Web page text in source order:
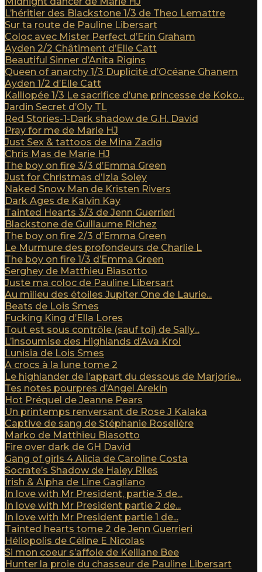
L’héritier des Blackstone 1/3 de Theo Lemattre
Sur ta route de Pauline Libersart
Coloc avec Mister Perfect d’Erin Graham
Ayden 2/2 Châtiment d’Elle Catt
Beautiful Sinner d’Anita Rigins
Queen of anarchy 1/3 Duplicité d’Océane Ghanem
Ayden 1/2 d’Elle Catt
Kalliopée 1/3 Le sacrifice d’une princesse de Koko...
Jardin Secret d’Oly TL
Red Stories-1-Dark shadow de G.H. David
Pray for me de Marie HJ
Just Sex & tattoos de Mina Zadig
Chris Mas de Marie HJ
The boy on fire 3/3 d’Emma Green
Just for Christmas d’Izia Soley
Naked Snow Man de Kristen Rivers
Dark Ages de Kalvin Kay
Tainted Hearts 3/3 de Jenn Guerrieri
Blackstone de Guillaume Richez
The boy on fire 2/3 d’Emma Green
Le Murmure des profondeurs de Charlie L
The boy on fire 1/3 d’Emma Green
Serghey de Matthieu Biasotto
Juste ma coloc de Pauline Libersart
Au milieu des étoiles Jupiter One de Laurie...
Beats de Lois Smes
Fucking King d’Ella Lores
Tout est sous contrôle (sauf toi) de Sally...
L’insoumise des Highlands d’Ava Krol
Lunisia de Lois Smes
A crocs à la lune tome 2
Le highlander de l’appart du dessous de Marjorie...
Tes notes pourpres d’Angel Arekin
Hot Préquel de Jeanne Pears
Un printemps renversant de Rose J Kalaka
Captive de sang de Stéphanie Roselière
Marko de Matthieu Biasotto
Fire over dark de GH David
Gang of girls 4 Alicia de Caroline Costa
Socrate’s Shadow de Haley Riles
Irish & Alpha de Line Gagliano
In love with Mr President, partie 3 de...
In love with Mr President partie 2 de...
In love with Mr President partie 1 de...
Tainted hearts tome 2 de Jenn Guerrieri
Héliopolis de Céline E Nicolas
Si mon coeur s’affole de Kelilane Bee
Hunter la proie du chasseur de Pauline Libersart